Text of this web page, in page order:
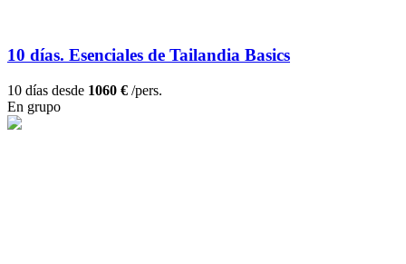
10 días. Esenciales de Tailandia Basics
10 días desde 1060 € /pers.
En grupo